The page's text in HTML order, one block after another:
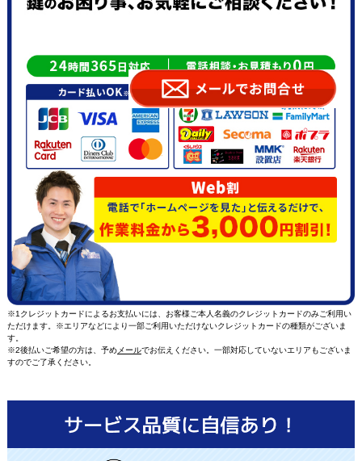
※1クレジットカードによるお支払いには、お客様ご本人名義のクレジットカードのみご利用い
ただけます。※エリアなどにより一部ご利用いただけないクレジットカードの種類がございま
す。
※2後払いご希望の方は、予めメールでお伝えください。一部対応していないエリアもございま
すのでご了承ください。